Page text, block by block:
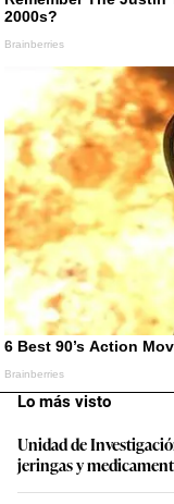
Lo más visto
Unidad de
jeringas y